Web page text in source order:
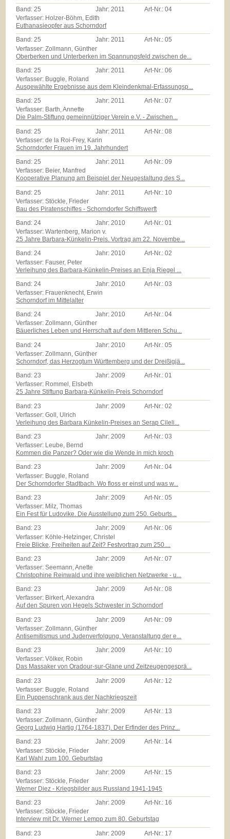
Band:25 Jahr:2011 Art-Nr.:04
Verfasser: Holzer-Böhm, Edith
Euthanasieopfer aus Schorndorf
Band:25 Jahr:2011 Art-Nr.:05
Verfasser: Zollmann, Günther
Oberberken und Unterberken im Spannungsfeld zwischen de...
Band: 25 Jahr: 2011 Art-Nr.:06
Verfasser: Buggle, Roland
Ausgewählte Ergebnisse aus dem Kleindenkmal-Erfassungsp...
Band:25 Jahr:2011 Art-Nr.:07
Verfasser: Barth, Annette
Die Palm-Stiftung gemeinnütziger Verein e.V. - Zwischen...
Band: 25 Jahr: 2011 Art-Nr.:08
Verfasser: de la Roi-Frey, Karin
Schorndorfer Frauen im 19. Jahrhundert
Band:25 Jahr:2011 Art-Nr.:09
Verfasser: Beier, Manfred
Kooperative Planung am Beispiel der Neugestaltung des S...
Band: 25 Jahr: 2011 Art-Nr.: 10
Verfasser: Stöckle, Frieder
Bau des Piratenschiffes - Schorndorfer Schiffswerft
Band:24 Jahr:2010 Art-Nr.:01
Verfasser: Wartenberg, Marion v.
25 Jahre Barbara-Künkelin-Preis. Vortrag am 22. Novembe...
Band:24 Jahr:2010 Art-Nr.:02
Verfasser: Fauser, Peter
Verleihung des Barbara-Künkelin-Preises an Enja Riegel ...
Band:24 Jahr:2010 Art-Nr.:03
Verfasser: Frauenknecht, Erwin
Schorndorf im Mittelalter
Band:24 Jahr:2010 Art-Nr.:04
Verfasser: Zollmann, Günther
Bäuerliches Leben und Herrschaft auf dem Mittleren Schu...
Band: 24 Jahr: 2010 Art-Nr.:05
Verfasser: Zollmann, Günther
Schorndorf, das Herzogtum Württemberg und der Dreißigjä...
Band:23 Jahr:2009 Art-Nr.:01
Verfasser: Rommel, Elsbeth
25 Jahre Stiftung Barbara-Künkelin-Preis Schorndorf
Band: 23 Jahr: 2009 Art-Nr.:02
Verfasser: Goll, Ulrich
Verleihung des Barbara Künkelin-Preises an Serap Cileli...
Band:23 Jahr:2009 Art-Nr.:03
Verfasser: Leube, Bernd
Kommen die Panzer? Oder wie die Wende in mich kroch
Band:23 Jahr:2009 Art-Nr.:04
Verfasser: Buggle, Roland
Der Schorndorfer Stadtbach. Wo floss er einst und was w...
Band:23 Jahr:2009 Art-Nr.:05
Verfasser: Milz, Thomas
Ein Fest für Ludovike. Die Ausstellung zum 250. Geburts...
Band:23 Jahr:2009 Art-Nr.:06
Verfasser: Köhle-Hetzinger, Christel
Freie Blicke, Freiheiten auf Zeit? Festvortrag zum 250....
Band: 23 Jahr: 2009 Art-Nr.:07
Verfasser: Seemann, Anette
Christophine Reinwald und ihre weiblichen Netzwerke - u...
Band:23 Jahr:2009 Art-Nr.:08
Verfasser: Birkert, Alexandra
Auf den Spuren von Hegels Schwester in Schorndorf
Band: 23 Jahr: 2009 Art-Nr.:09
Verfasser: Zollmann, Günther
Antisemitismus und Judenverfolgung. Veranstaltung der e...
Band:23 Jahr:2009 Art-Nr.: 10
Verfasser: Völker, Robin
Das Massaker von Oradour-sur-Glane und Zeitzeugengesprä...
Band: 23 Jahr: 2009 Art-Nr.: 12
Verfasser: Buggle, Roland
Ein Puppenschrank aus der Nachkriegszeit
Band:23 Jahr:2009 Art-Nr.: 13
Verfasser: Zollmann, Günther
Georg Ludwig Hartig (1764-1837). Der Erfinder des Prinz...
Band:23 Jahr:2009 Art-Nr.: 14
Verfasser: Stöckle, Frieder
Karl Wahl zum 100. Geburtstag
Band:23 Jahr:2009 Art-Nr.: 15
Verfasser: Stöckle, Frieder
Werner Diez - Kriegsbilder aus Russland 1941-1945
Band:23 Jahr:2009 Art-Nr.: 16
Verfasser: Stöckle, Frieder
Interview mit Dr. Werner Lempp zum 80. Geburtstag
Band: 23 Jahr: 2009 Art-Nr.: 17